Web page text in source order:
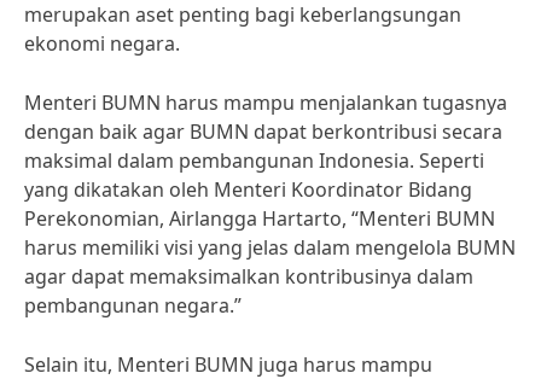
merupakan aset penting bagi keberlangsungan
ekonomi negara.
Menteri BUMN harus mampu menjalankan tugasnya
dengan baik agar BUMN dapat berkontribusi secara
maksimal dalam pembangunan Indonesia. Seperti
yang dikatakan oleh Menteri Koordinator Bidang
Perekonomian, Airlangga Hartarto, “Menteri BUMN
harus memiliki visi yang jelas dalam mengelola BUMN
agar dapat memaksimalkan kontribusinya dalam
pembangunan negara.”
Selain itu, Menteri BUMN juga harus mampu